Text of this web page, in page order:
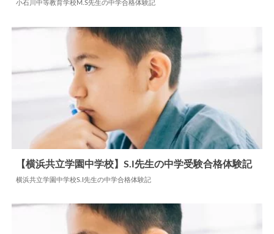
中学合格体験記
小石川中等教育学校M.S先生の中学合格体験記
【横浜共立学園中学校】S.I先生の中学受験合格体験記
横浜共立学園中学校S.I先生の中学合格体験記